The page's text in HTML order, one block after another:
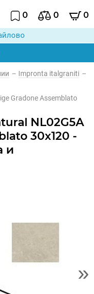
0 0 0
– Impronta italgraniti –
Gradone Assemblato
NL02G5A
30x120 -
и
»